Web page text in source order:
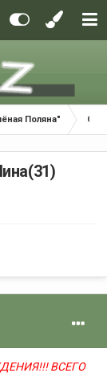
Поляна" С
ВСЕГО